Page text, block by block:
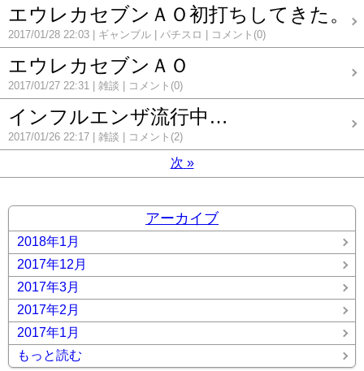
エウレカセブンＡＯ初打ちしてきた。
2017/01/28 22:03 ギャンブル パチスロ コメント(0)
エウレカセブンＡＯ
2017/01/27 22:31 雑談 コメント(0)
インフルエンザ流行中…
2017/01/26 22:17 雑談 コメント(2)
次 »
アーカイブ
2018年1月
2017年12月
2017年3月
2017年2月
2017年1月
もっと読む